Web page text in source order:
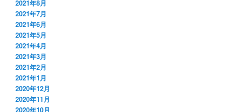
2021年8月
2021年7月
2021年6月
2021年5月
2021年4月
2021年3月
2021年2月
2021年1月
2020年12月
2020年11月
2020年10月